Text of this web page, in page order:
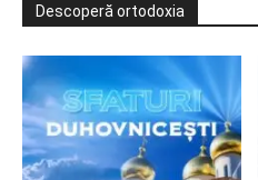
Descoperă ortodoxia